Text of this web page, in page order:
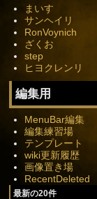
まいす
サンヘイリ
RonVoynich
ざくお
step
ヒヨクレンリ
編集用
MenuBar編集
編集練習場
テンプレート
wiki更新履歴
画像置き場
RecentDeleted
最新の20件